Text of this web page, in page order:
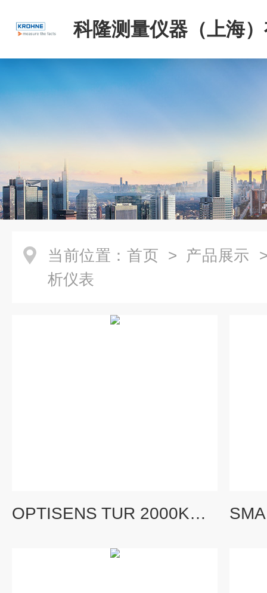
科隆测量仪器（上海
司
当前位置： 首页 > 产品展示
析仪表
OPTISENS TUR 2000KROHNE科隆浊度传感器